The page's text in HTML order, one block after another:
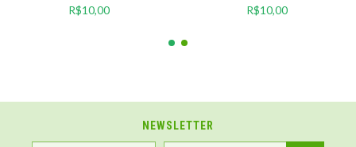
R$10,00
R$10,00
NEWSLETTER